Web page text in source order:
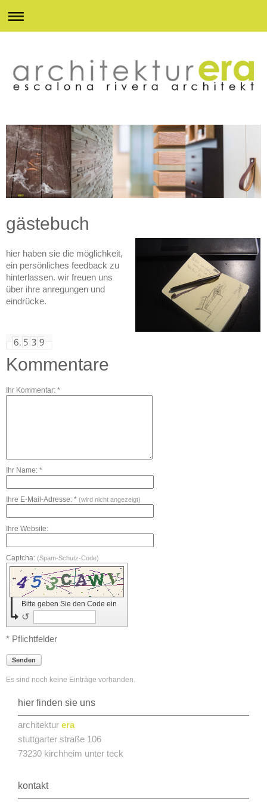
gästebuch
hier haben sie die möglichkeit,
ein persönliches feedback zu
hinterlassen. wir freuen uns
über ihre anregungen und
eindrücke.
Kommentare
Ihr Kommentar: *
Ihr Name: *
Ihre E-Mail-Adresse: * (wird nicht angezeigt)
Ihre Website:
Captcha: (Spam-Schutz-Code)
Bitte geben Sie den Code ein
↺
* Pflichtfelder
Senden
Es sind noch keine Einträge vorhanden.
hier finden sie uns
architektur era
stuttgarter straße 106
73230 kirchheim unter teck
kontakt